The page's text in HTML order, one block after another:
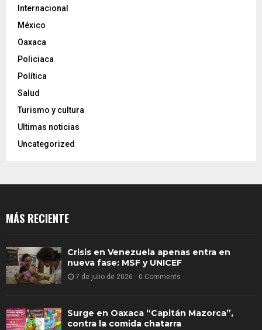
Internacional
México
Oaxaca
Policiaca
Política
Salud
Turismo y cultura
Ultimas noticias
Uncategorized
MÁS RECIENTE
Crisis en Venezuela apenas entra en
nueva fase: MSF y UNICEF
7 de julio de 2026 0 Comments
Surge en Oaxaca “Capitán Mazorca”,
contra la comida chatarra